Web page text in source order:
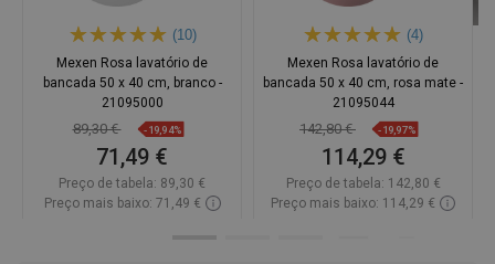
(10)
Mexen Rosa lavatório de
bancada 50 x 40 cm, branco -
21095000
89,30 € -19,94%
71,49 €
Preço de tabela: 89,30 €
Preço mais baixo: 71,49 €
(4)
Mexen Rosa lavatório de
bancada 50 x 40 cm, rosa mate -
21095044
142,80 € -19,97%
114,29 €
Preço de tabela: 142,80 €
Preço mais baixo: 114,29 €